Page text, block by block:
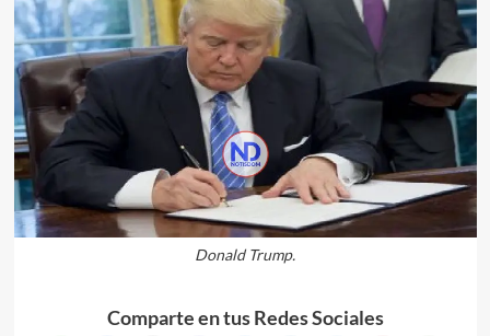
Donald Trump.
Comparte en tus Redes Sociales